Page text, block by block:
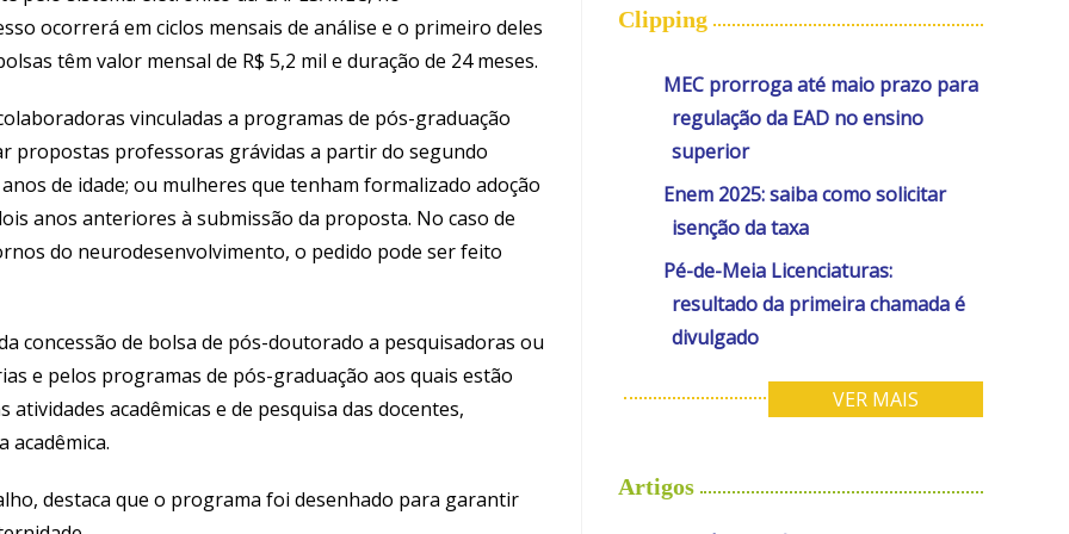
ocorrerá em ciclos mensais de análise e o primeiro deles
têm valor mensal de R$ 5,2 mil e duração de 24 meses.
vinculadas a programas de pós-graduação
propostas professoras grávidas a partir do segundo
de idade; ou mulheres que tenham formalizado adoção
anos anteriores à submissão da proposta. No caso de
do neurodesenvolvimento, o pedido pode ser feito
concessão de bolsa de pós-doutorado a pesquisadoras ou
e pelos programas de pós-graduação aos quais estão
acadêmicas e de pesquisa das docentes,
acadêmica.
destaca que o programa foi desenhado para garantir
Clipping
MEC prorroga até maio prazo para
regulação da EAD no ensino
superior
Enem 2025: saiba como solicitar
isenção da taxa
Pé-de-Meia Licenciaturas:
resultado da primeira chamada é
divulgado
VER MAIS
Artigos